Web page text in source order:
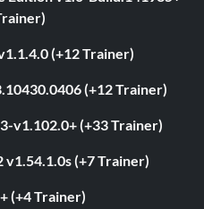
(+12 Trainer)
(+12 Trainer)
v1.102.0+ (+33 Trainer)
v1.54.1.0s (+7 Trainer)
(+4 Trainer)